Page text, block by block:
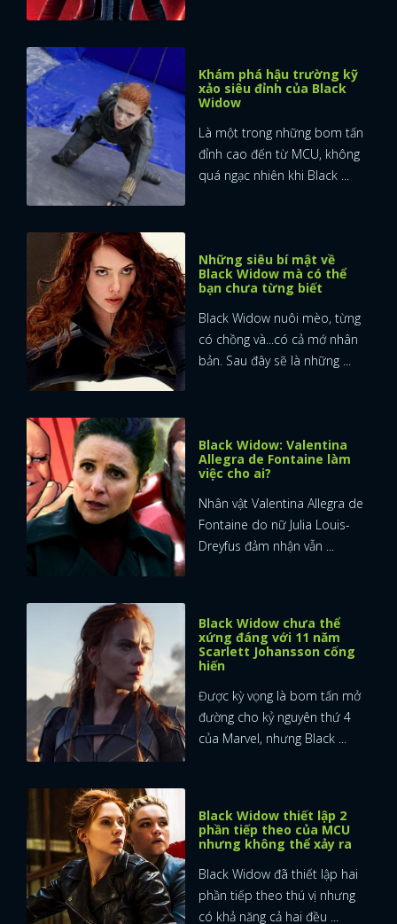
x
ĐĂNG NHẬP
Khám phá hậu trường kỹ
xảo siêu đỉnh của Black
Widow
Là một trong những bom tấn
đỉnh cao đến từ MCU, không
quá ngạc nhiên khi Black ...
Những siêu bí mật về
Black Widow mà có thể
bạn chưa từng biết
Black Widow nuôi mèo, từng
có chồng và...có cả mớ nhân
bản. Sau đây sẽ là những ...
Black Widow: Valentina
Allegra de Fontaine làm
việc cho ai?
Nhân vật Valentina Allegra de
Fontaine do nữ Julia Louis-
Dreyfus đảm nhận vẫn ...
Black Widow chưa thể
xứng đáng với 11 năm
Scarlett Johansson cống
hiến
Được kỳ vọng là bom tấn mở
đường cho kỷ nguyên thứ 4
của Marvel, nhưng Black ...
Black Widow thiết lập 2
phần tiếp theo của MCU
nhưng không thể xảy ra
Black Widow đã thiết lập hai
phần tiếp theo thú vị nhưng
có khả năng cả hai đều ...